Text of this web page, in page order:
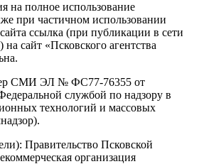
на полное использование
при частичном использовании
ссылка (при публикации в сети
сайт «Псковского агентства
СМИ ЭЛ № ФС77-76355 от
службой по надзору в
технологий и массовых
Правительство Псковской
организация